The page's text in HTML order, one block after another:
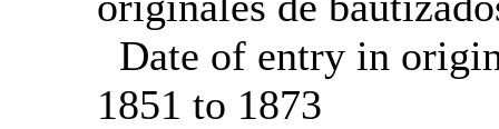
Date of entry in
1851 to 1873